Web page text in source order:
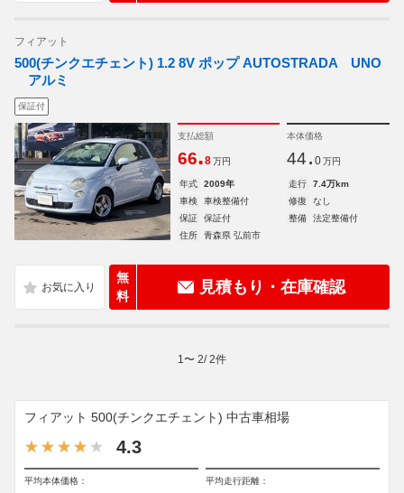
フィアット
500(チンクエチェント) 1.2 8V ポップ AUTOSTRADA UNO
アルミ
保証付
支払総額
66.8 万円
本体価格
44. 0 万円
年式 2009年 走行
7.4万km
車検
車検整備付 修復
なし
保証
保証付 整備
法定整備付
住所
青森県 弘前市
無
料
見積もり・在庫確認
1 〜 2/2件
フィアット 500(チンクエチェント) 中古車相場
4.3
平均本体価格： 平均走行距離：